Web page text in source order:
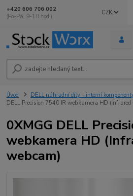
CZK
+420 606 706 002
(Po-Pá, 9-18 hod.)
Úvod DELL náhradní díly - interní
DELL Precision 7540 IR webkamera HD (Infrared
0XMGG DELL
webkamera HD
webcam)